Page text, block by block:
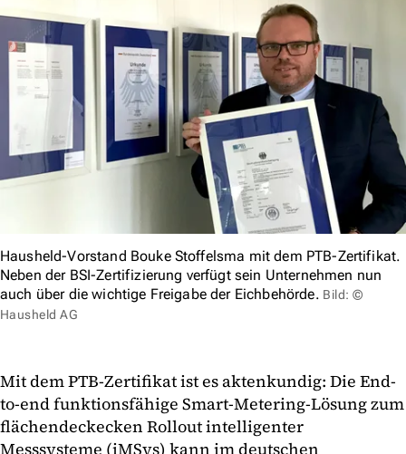
Hausheld-Vorstand Bouke Stoffelsma mit dem PTB-Zertifikat.
Neben der BSI-Zertifizierung verfügt sein Unternehmen nun
auch über die wichtige Freigabe der Eichbehörde. Bild: ©
Hausheld AG
Mit dem PTB-Zertifikat ist es aktenkundig: Die End-
to-end funktionsfähige Smart-Metering-Lösung zum
flächendeckecken Rollout intelligenter
Messsysteme (iMSys) kann im deutschen